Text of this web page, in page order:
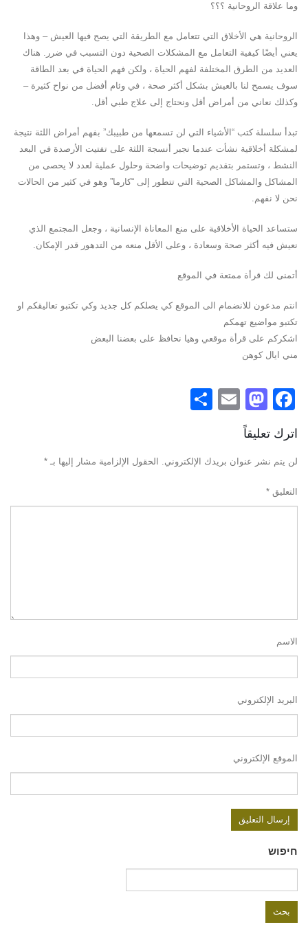
وما علاقة الروحانية ؟؟؟
الروحانية هي الأخلاق التي تتعامل مع الطريقة التي يصح فيها العيش – وهذا
يعني أيضًا كيفية التعامل مع المشكلات الصحية دون التسبب في ضرر. هناك
العديد من الطرق المختلفة لفهم الحياة ، ولكن فهم الحياة في بعد الطاقة
سوف يسمح لنا بالعيش بشكل أكثر صحة ، في وئام أفضل من نواح كثيرة –
وكذلك نعاني من أمراض أقل ونحتاج إلى علاج طبي أقل.
تبدأ سلسلة كتب “الأشياء التي لن تسمعها من طبيبك” بفهم أمراض اللثة نتيجة
لمشكلة أخلاقية نشأت عندما نجبر أنسجة اللثة على تفتيت الأرصدة في البعد
النشط ، وتستمر بتقديم توضيحات واضحة وحلول عملية لعدد لا يحصى من
المشاكل والمشاكل الصحية التي تتطور إلى “كارما” وهو في كثير من الحالات
نحن لا نفهم.
ستساعد الحياة الأخلاقية على منع المعاناة الإنسانية ، وجعل المجتمع الذي
نعيش فيه أكثر صحة وسعادة ، وعلى الأقل منعه من التدهور قدر الإمكان.
أتمنى لك قرأة ممتعة في الموقع
انتم مدعون للانضمام الى الموقع كي يصلكم كل جديد وكي تكتبو تعاليقكم او
تكتبو مواضيع تهمكم
اشكركم على قرأة موقعي وهيا نحافظ على بعضنا البعض
مني ايال كوهن
Facebook
Mastodon
Email
اترك تعليقاً
لن يتم نشر عنوان بريدك الإلكتروني. الحقول الإلزامية مشار إليها بـ *
التعليق *
الاسم
البريد الإلكتروني
الموقع الإلكتروني
חיפוש
عن: